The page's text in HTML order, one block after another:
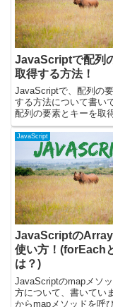
JavaScriptで配列
取得する方法！
JavaScriptで、配列の
する方法について書い
配列の要素とキーを取
と、配列の要素をルー
などについて記載して
列の要素を取得する要
定すると、要素を取得
できます。例えば、下
JavaScript
JavaScriptの
使い方！(forEach
は？)
JavaScriptのmapメソ
方について、書いてい
からmapメソッドを呼